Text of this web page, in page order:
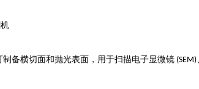
制备横切面和抛光表面，用于扫描电子显微镜 (SEM)